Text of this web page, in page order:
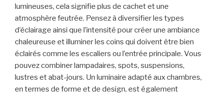
lumineuses, cela signifie plus de cachet et une
atmosphère feutrée. Pensez à diversifier les types
d’éclairage ainsi que l’intensité pour créer une ambiance
chaleureuse et illuminer les coins qui doivent être bien
éclairés comme les escaliers ou l’entrée principale. Vous
pouvez combiner lampadaires, spots, suspensions,
lustres et abat-jours. Un luminaire adapté aux chambres,
en termes de forme et de design, est également